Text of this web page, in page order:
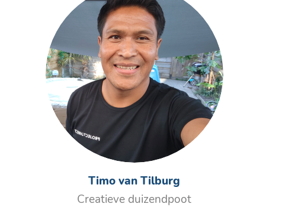
Timo van Tilburg
Creatieve duizendpoot